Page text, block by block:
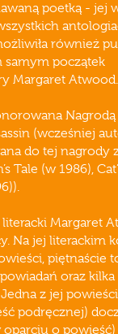
poetką - jej
również
samym początek
Margaret Atwood.
(wcześniej
do tej nagrody
Tale (w 1986),
Margaret
Na jej literackim
piętnaście
oraz kilka
z jej
podręcznej)
o powieść)